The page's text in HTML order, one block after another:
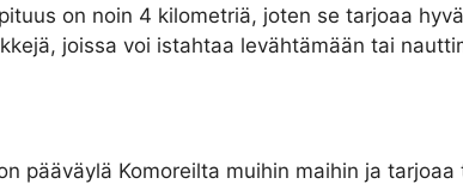
on noin 4 kilometriä, joten se tarjoaa
joissa voi istahtaa levähtämään tai
pääväylä Komoreilta muihin maihin ja